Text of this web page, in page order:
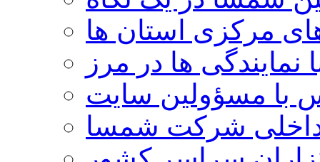
مرکزی استان ها
نمایندگی ها در مرز
با مسؤولین سایت
شرکت شمسا